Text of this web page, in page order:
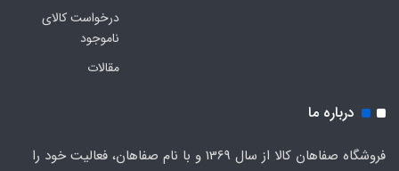
درخواست کالای
ناموجود
مقالات
درباره ما
فروشگاه صفاهان کالا از سال 1369 و با نام صفاهان، فعالیت خود را